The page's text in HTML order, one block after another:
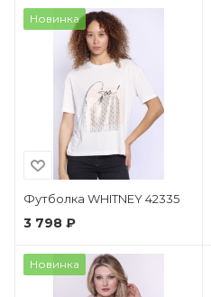
Новинка
Футболка WHITNEY 42335
3 798 ₽
Новинка